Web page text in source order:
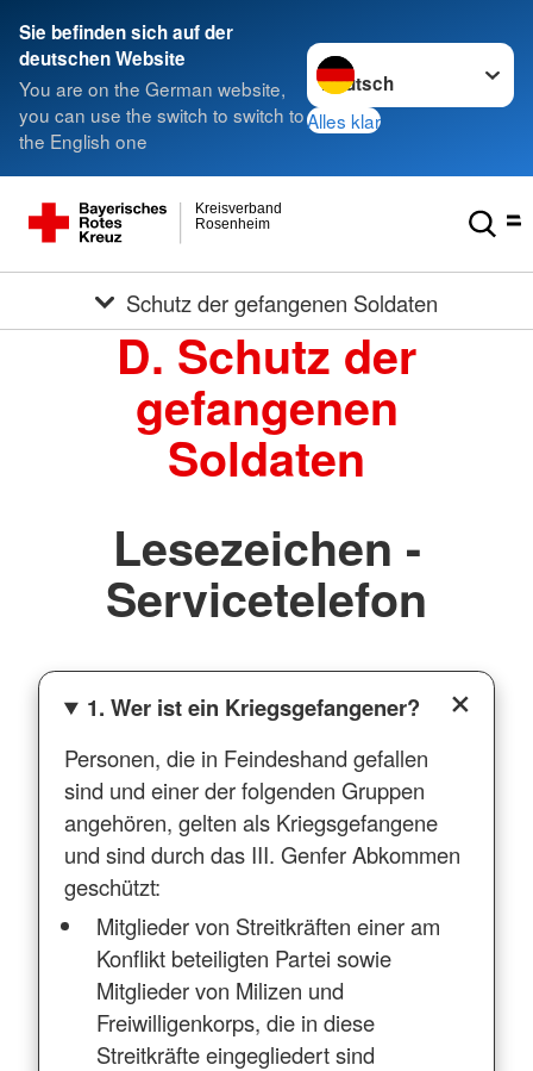
Sie befinden sich auf der
deutschen Website
You are on the German website,
you can use the switch to switch to
the English one
Sprache wechseln zu
Alles klar
Rosenheim
Kreisverband
Schutz der gefangenen Soldaten
D. Schutz der
gefangenen
Soldaten
Lesezeichen -
Servicetelefon
1. Wer ist ein Kriegsgefangener?
Personen, die in Feindeshand gefallen
sind und einer der folgenden Gruppen
angehören, gelten als Kriegsgefangene
und sind durch das III. Genfer Abkommen
geschützt:
Mitglieder von Streitkräften einer am
Konflikt beteiligten Partei sowie
Mitglieder von Milizen und
Freiwilligenkorps, die in diese
Streitkräfte eingegliedert sind